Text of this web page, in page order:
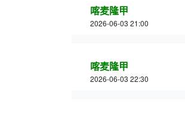
喀麦隆甲
2026-06-03 21:00
喀麦隆甲
2026-06-03 22:30